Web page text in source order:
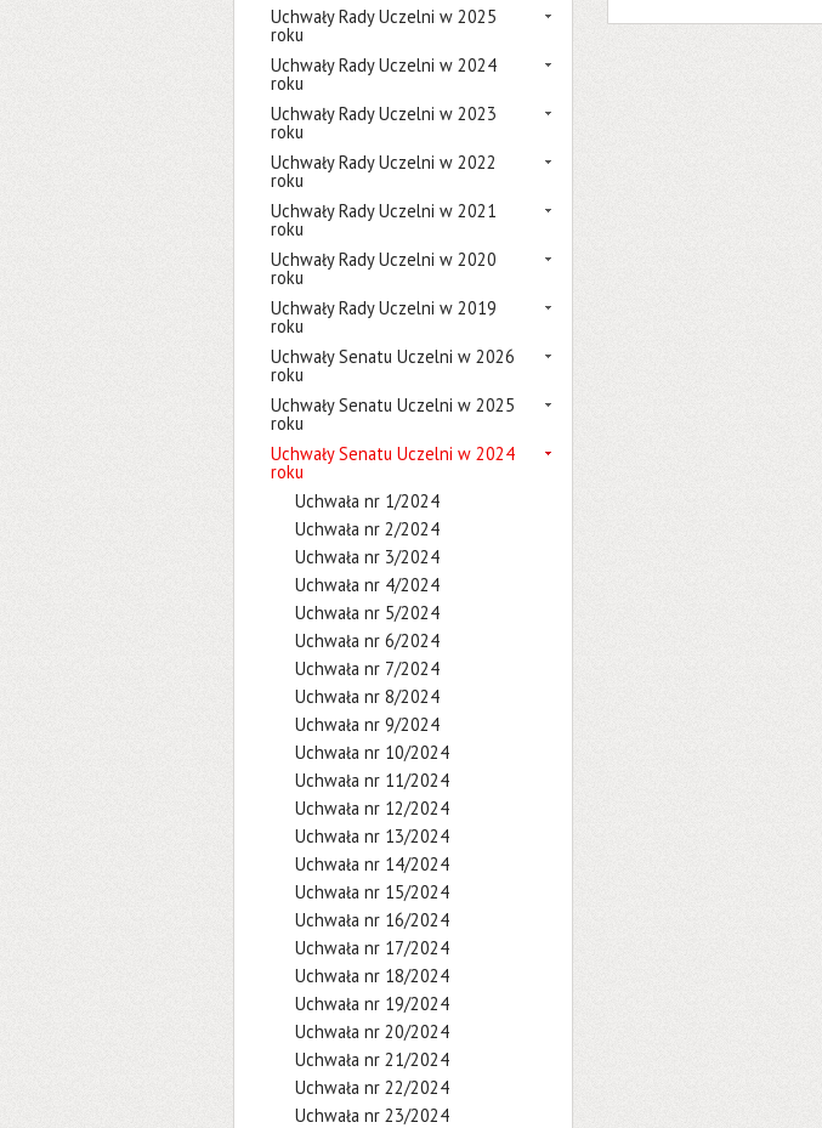
Uchwały Rady Uczelni w 2025
roku
Uchwały Rady Uczelni w 2024
roku
Uchwały Rady Uczelni w 2023
roku
Uchwały Rady Uczelni w 2022
roku
Uchwały Rady Uczelni w 2021
roku
Uchwały Rady Uczelni w 2020
roku
Uchwały Rady Uczelni w 2019
roku
Uchwały Senatu Uczelni w 2026
roku
Uchwały Senatu Uczelni w 2025
roku
Uchwały Senatu Uczelni w 2024
roku
Uchwała nr 1/2024
Uchwała nr 2/2024
Uchwała nr 3/2024
Uchwała nr 4/2024
Uchwała nr 5/2024
Uchwała nr 6/2024
Uchwała nr 7/2024
Uchwała nr 8/2024
Uchwała nr 9/2024
Uchwała nr 10/2024
Uchwała nr 11/2024
Uchwała nr 12/2024
Uchwała nr 13/2024
Uchwała nr 14/2024
Uchwała nr 15/2024
Uchwała nr 16/2024
Uchwała nr 17/2024
Uchwała nr 18/2024
Uchwała nr 19/2024
Uchwała nr 20/2024
Uchwała nr 21/2024
Uchwała nr 22/2024
Uchwała nr 23/2024